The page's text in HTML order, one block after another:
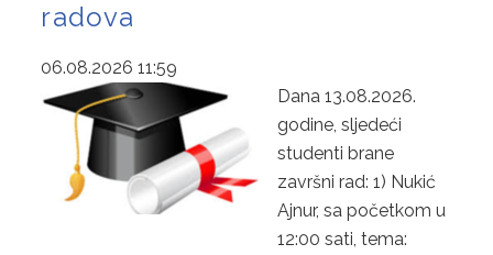
radova
06.08.2026 11:59
Dana 13.08.2026.
godine, sljedeći
studenti brane
završni rad: 1) Nukić
Ajnur, sa početkom u
12:00 sati, tema:
MENADŽMENT
ČETVEROGODIŠNJI
INFORMATIKA I RAČUNARSTVO
UPIS